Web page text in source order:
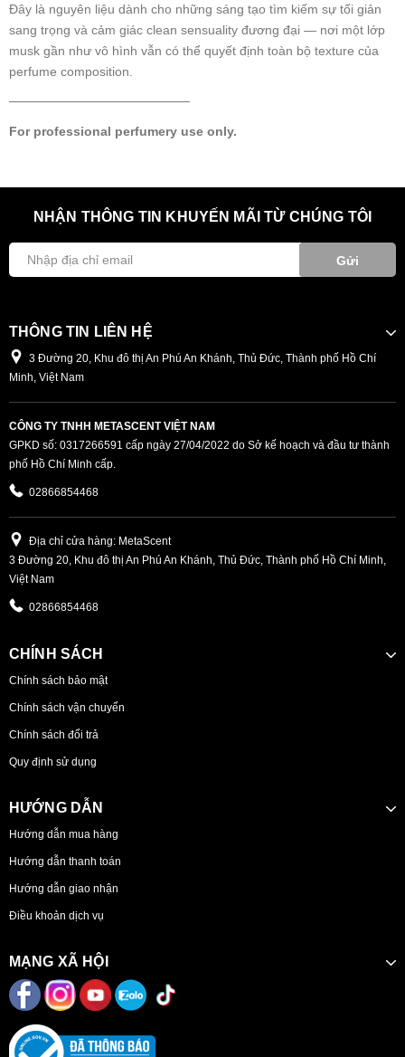
Đây là nguyên liệu dành cho những sáng tạo tìm kiếm sự tối giản
sang trọng và cảm giác clean sensuality đương đại — nơi một lớp
musk gần như vô hình vẫn có thể quyết định toàn bộ texture của
perfume composition.
────────────────────
For professional perfumery use only.
NHẬN THÔNG TIN KHUYẾN MÃI TỪ CHÚNG TÔI
Gửi
THÔNG TIN LIÊN HỆ
3 Đường 20, Khu đô thị An Phú An Khánh, Thủ Đức, Thành phố Hồ Chí
Minh, Việt Nam
CÔNG TY TNHH METASCENT VIỆT NAM
GPKD số: 0317266591 cấp ngày 27/04/2022 do Sở kế hoạch và đầu tư thành
phố Hồ Chí Minh cấp.
02866854468
Địa chỉ cửa hàng: MetaScent
3 Đường 20, Khu đô thị An Phú An Khánh, Thủ Đức, Thành phố Hồ Chí Minh,
Việt Nam
02866854468
CHÍNH SÁCH
Chính sách bảo mật
Chính sách vận chuyển
Chính sách đổi trả
Quy định sử dụng
HƯỚNG DẪN
Hướng dẫn mua hàng
Hướng dẫn thanh toán
Hướng dẫn giao nhận
Điều khoản dịch vụ
MẠNG XÃ HỘI